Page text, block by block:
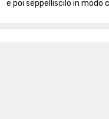
e poi seppelliscilo in modo